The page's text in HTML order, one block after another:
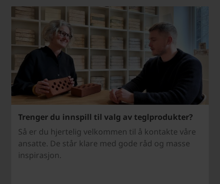
Trenger du innspill til valg av teglprodukter?
Så er du hjertelig velkommen til å kontakte våre
ansatte. De står klare med gode råd og masse
inspirasjon.